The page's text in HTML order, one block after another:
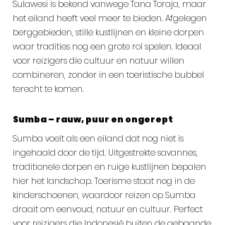
Sulawesi is bekend vanwege Tana Toraja, maar
het eiland heeft veel meer te bieden. Afgelegen
berggebieden, stille kustlijnen en kleine dorpen
waar tradities nog een grote rol spelen. Ideaal
voor reizigers die cultuur en natuur willen
combineren, zonder in een toeristische bubbel
terecht te komen.
Sumba – rauw, puur en ongerept
Sumba voelt als een eiland dat nog niet is
ingehaald door de tijd. Uitgestrekte savannes,
traditionele dorpen en ruige kustlijnen bepalen
hier het landschap. Toerisme staat nog in de
kinderschoenen, waardoor reizen op Sumba
draait om eenvoud, natuur en cultuur. Perfect